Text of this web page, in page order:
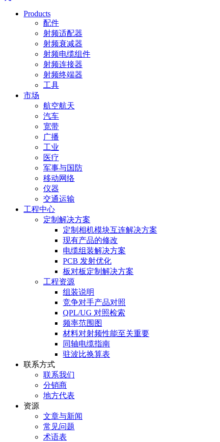
Products
配件
射频适配器
射频衰减器
射频电缆组件
射频连接器
射频终端器
工具
市场
航空航天
汽车
宽带
广播
工业
医疗
军事与国防
移动网络
仪器
交通运输
工程中心
定制解决方案
定制相机模块互连解决方案
现有产品的修改
电缆组装解决方案
PCB 发射优化
板对板定制解决方案
工程资源
组装说明
竞争对手产品对照
QPL/UG 对照检索
频率范围图
材料对射频性能至关重要
同轴电缆指南
驻波比换算表
联系方式
联系我们
分销商
地方代表
资源
文章与新闻
常见问题
术语表